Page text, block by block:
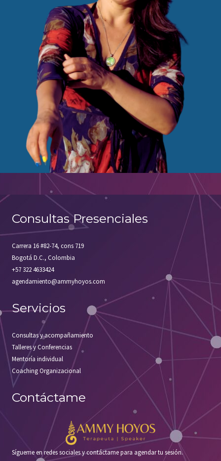
Consultas Presenciales
Carrera 16 #82-74, cons 719
Bogotá D.C., Colombia
+57 322 4633424
agendamiento@ammyhoyos.com
Servicios
Consultas y acompañamiento
Talleres y Conferencias
Mentoría individual
Coaching Organizacional
Contáctame
Sígueme en redes sociales y contáctame para agendar tu sesión.